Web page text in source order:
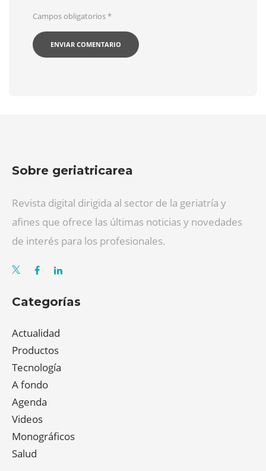
Campos obligatorios*
Sobre geriatricarea
Revista digital dirigida al sector de la geriatría y
afines que ofrece las últimas noticias y novedades
de interés para los profesionales.
Categorías
Actualidad
Productos
Tecnología
A fondo
Agenda
Videos
Monográficos
Salud